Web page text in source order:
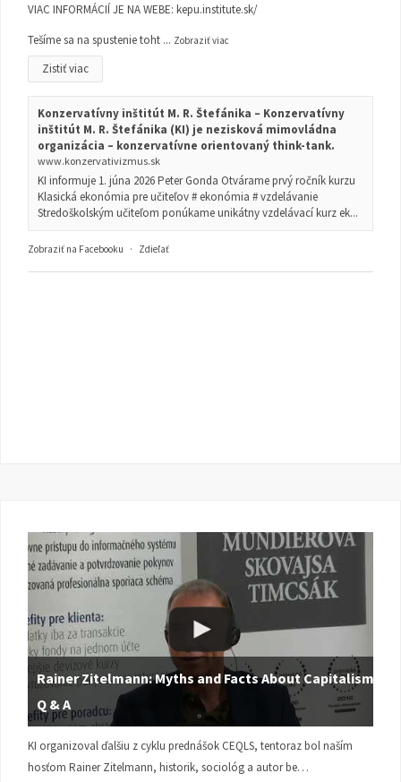
VIAC INFORMÁCIÍ JE NA WEBE: kepu.institute.sk/
Tešíme sa na spustenie toht ... Zobraziť viac
Zistiť viac
Konzervatívny inštitút M. R. Štefánika – Konzervatívny
inštitút M. R. Štefánika (KI) je nezisková mimovládna
organizácia – konzervatívne orientovaný think-tank.
www.konzervativizmus.sk
KI informuje 1. júna 2026 Peter Gonda Otvárame prvý ročník kurzu
Klasická ekonómia pre učiteľov # ekonómia # vzdelávanie
Stredoškolským učiteľom ponúkame unikátny vzdelávací kurz ek...
Zobraziť na Facebooku · Zdieľať
Rainer Zitelmann: Myths and Facts About Capitalism |
Q & A
KI organizoval ďalšiu z cyklu prednášok CEQLS, tentoraz bol naším
hosťom Rainer Zitelmann, historik, sociológ a autor be…